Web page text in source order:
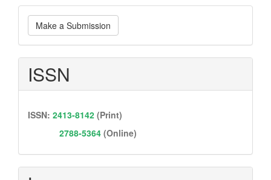
Make
a
Submission
Make a Submission
ISSN
ISSN: 2413-8142 (Print)
2788-5364 (Online)